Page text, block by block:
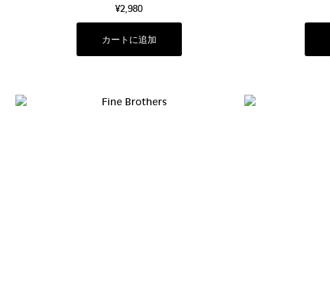
¥2,980